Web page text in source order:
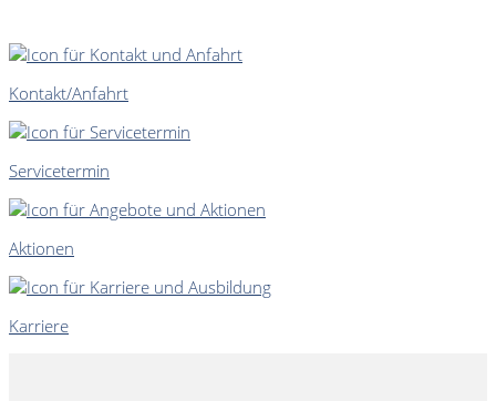
Kontakt/Anfahrt
Servicetermin
Aktionen
Karriere